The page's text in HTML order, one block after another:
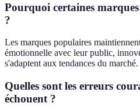
Pourquoi certaines
?
Les marques populaires
émotionnelle avec leur public,
s'adaptent aux tendances du marché.
Quelles sont les erreurs
échouent ?